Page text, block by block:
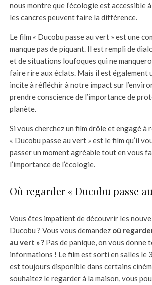
nous montre que l’écologie est accessible
les cancres peuvent faire la différence.
Le film « Ducobu passe au vert » est une
manque pas de piquant. Il est rempli de
et de situations loufoques qui ne
faire rire aux éclats. Mais il est également
incite à réfléchir à notre impact sur
prendre conscience de l’importance de
planète.
Si vous cherchez un film drôle et engagé à
« Ducobu passe au vert » est le film qu’il
passer un moment agréable tout en vous
l’importance de l’écologie.
Où regarder « Ducobu passe
Vous êtes impatient de découvrir les
Ducobu ? Vous vous demandez où
au vert » ? Pas de panique, on vous donne
informations ! Le film est sorti en salles le
est toujours disponible dans certains
souhaitez le regarder à la maison, vous